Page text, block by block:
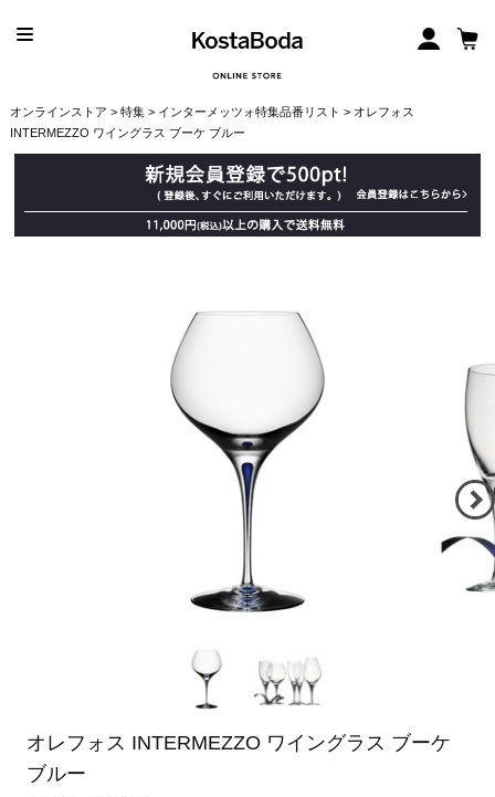
オンラインストア > 特集> インターメッツォ特集品番リスト > オレフォス
INTERMEZZO ワイングラス ブーケ ブルー
オレフォス INTERMEZZO ワイングラス ブーケ
ブルー